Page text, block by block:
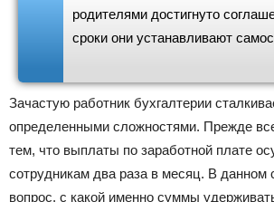
родителями достигнуто
сроки они устанавливают
Зачастую работник бухгалтерии
определенными сложностями. Прежде
тем, что выплаты по заработной плате
сотрудникам два раза в месяц. В данном
вопрос, с какой именно суммы